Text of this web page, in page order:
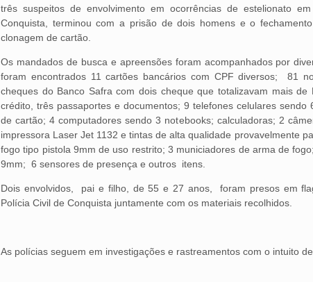
três suspeitos de envolvimento em ocorrências de estelionato em
Conquista, terminou com a prisão de dois homens e o
clonagem de cartão.
Os mandados de busca e apreensões foram acompanhados por
foram encontrados 11 cartões bancários com CPF diversos; 81
cheques do Banco Safra com dois cheque que totalizavam mais
crédito, três passaportes e documentos; 9 telefones celulares sendo
de cartão; 4 computadores sendo 3 notebooks; calculadoras; 2
impressora Laser Jet 1132 e tintas de alta qualidade provavelmente
fogo tipo pistola 9mm de uso restrito; 3 municiadores de arma de
9mm; 6 sensores de presença e outros itens.
Dois envolvidos, pai e filho, de 55 e 27 anos, foram presos em
Polícia Civil de Conquista juntamente com os materiais recolhidos.
As polícias seguem em investigações e rastreamentos com o intuito